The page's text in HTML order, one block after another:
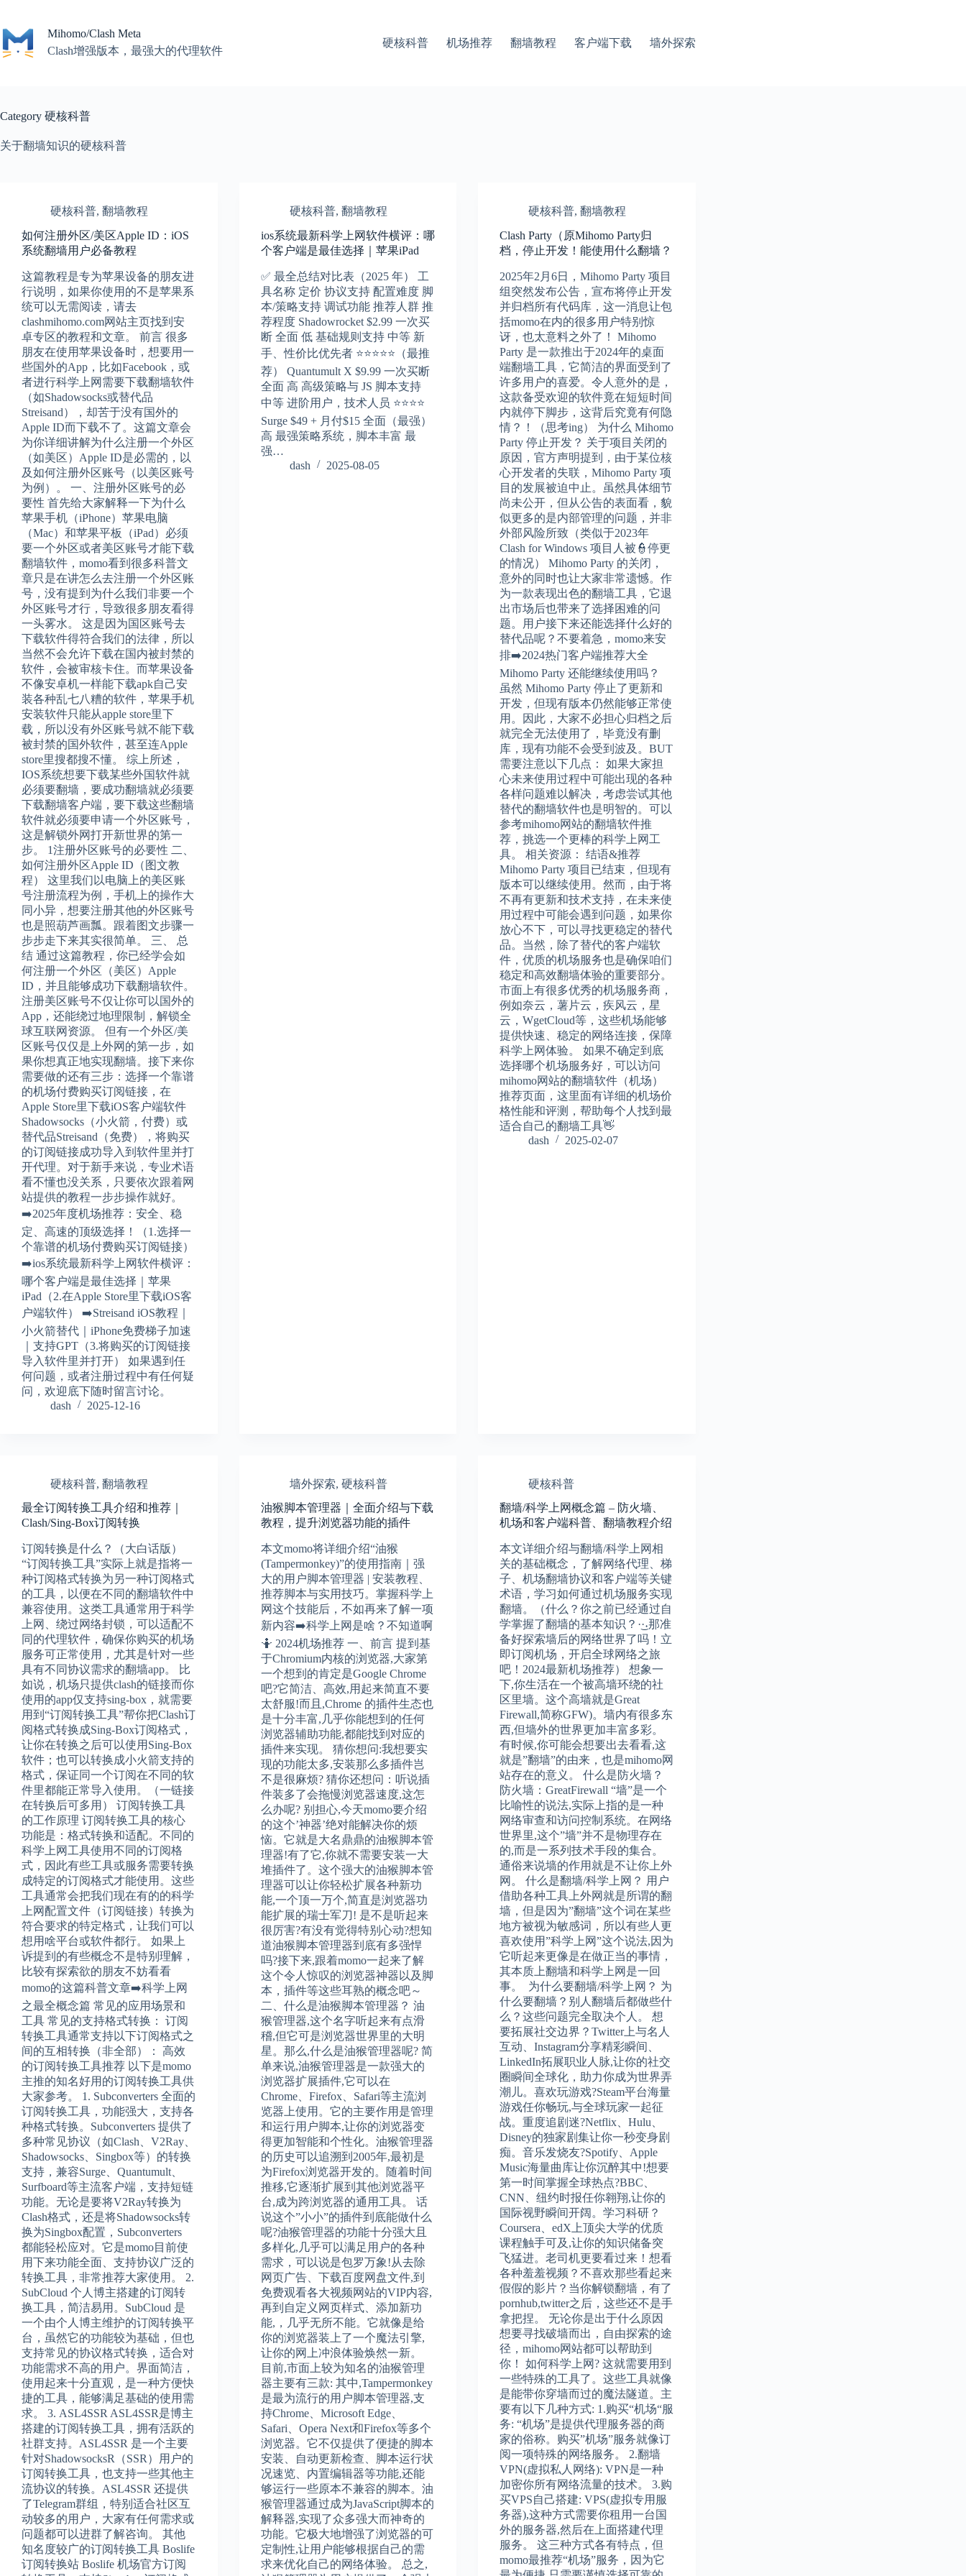
content
Mihomo/Clash Meta
Clash增强版本，最强大的代理软件
硬核科普 机场推荐 翻墙教程 客户端下载 墙外探索
Category 硬核科普
关于翻墙知识的硬核科普
硬核科普, 翻墙教程
如何注册外区/美区Apple ID：iOS
系统翻墙用户必备教程
这篇教程是专为苹果设备的朋友进
行说明，如果你使用的不是苹果系
统可以无需阅读，请去
clashmihomo.com网站主页找到安
卓专区的教程和文章。 前言 很多
朋友在使用苹果设备时，想要用一
些国外的App，比如Facebook，或
者进行科学上网需要下载翻墙软件
（如Shadowsocks或替代品
Streisand），却苦于没有国外的
Apple ID而下载不了。这篇文章会
为你详细讲解为什么注册一个外区
（如美区）Apple ID是必需的，以
及如何注册外区账号（以美区账号
为例）。 一、注册外区账号的必
要性 首先给大家解释一下为什么
苹果手机（iPhone）苹果电脑
（Mac）和苹果平板（iPad）必须
要一个外区或者美区账号才能下载
翻墙软件，momo看到很多科普文
章只是在讲怎么去注册一个外区账
号，没有提到为什么我们非要一个
外区账号才行，导致很多朋友看得
一头雾水。 这是因为国区账号去
下载软件得符合我们的法律，所以
当然不会允许下载在国内被封禁的
软件，会被审核卡住。而苹果设备
不像安卓机一样能下载apk自己安
装各种乱七八糟的软件，苹果手机
安装软件只能从apple store里下
载，所以没有外区账号就不能下载
被封禁的国外软件，甚至连Apple
store里搜都搜不懂。 综上所述，
IOS系统想要下载某些外国软件就
必须要翻墙，要成功翻墙就必须要
下载翻墙客户端，要下载这些翻墙
软件就必须要申请一个外区账号，
这是解锁外网打开新世界的第一
步。 1注册外区账号的必要性 二、
如何注册外区Apple ID（图文教
程） 这里我们以电脑上的美区账
号注册流程为例，手机上的操作大
同小异，想要注册其他的外区账号
也是照葫芦画瓢。跟着图文步骤一
步步走下来其实很简单。 三、 总
结 通过这篇教程，你已经学会如
何注册一个外区（美区）Apple
ID，并且能够成功下载翻墙软件。
注册美区账号不仅让你可以国外的
App，还能绕过地理限制，解锁全
球互联网资源。 但有一个外区/美
区账号仅仅是上外网的第一步，如
果你想真正地实现翻墙。接下来你
需要做的还有三步：选择一个靠谱
的机场付费购买订阅链接，在
Apple Store里下载iOS客户端软件
Shadowsocks（小火箭，付费）或
替代品Streisand（免费），将购买
的订阅链接成功导入到软件里并打
开代理。对于新手来说，专业术语
看不懂也没关系，只要依次跟着网
站提供的教程一步步操作就好。
➡️2025年度机场推荐：安全、稳
定、高速的顶级选择！（1.选择一
个靠谱的机场付费购买订阅链接）
➡️ios系统最新科学上网软件横评：
哪个客户端是最佳选择｜苹果
iPad（2.在Apple Store里下载iOS客
户端软件） ➡️Streisand iOS教程｜
小火箭替代｜iPhone免费梯子加速
｜支持GPT（3.将购买的订阅链接
导入软件里并打开） 如果遇到任
何问题，或者注册过程中有任何疑
问，欢迎底下随时留言讨论。
dash
2025-12-16
硬核科普, 翻墙教程
ios系统最新科学上网软件横评：哪
个客户端是最佳选择｜苹果iPad
✅ 最全总结对比表（2025 年） 工
具名称 定价 协议支持 配置难度 脚
本/策略支持 调试功能 推荐人群 推
荐程度 Shadowrocket $2.99 一次买
断 全面 低 基础规则支持 中等 新
手、性价比优先者 ⭐⭐⭐⭐⭐（最推
荐） Quantumult X $9.99 一次买断
全面 高 高级策略与 JS 脚本支持
中等 进阶用户，技术人员 ⭐⭐⭐⭐
Surge $49 + 月付$15 全面（最强）
高 最强策略系统，脚本丰富 最
强…
dash
2025-08-05
硬核科普,翻墙教程
Clash Party（原Mihomo Party归
档，停止开发！能使用什么翻墙？
2025年2月6日，Mihomo Party 项目
组突然发布公告，宣布将停止开发
并归档所有代码库，这一消息让包
括momo在内的很多用户特别惊
讶，也太意料之外了！ Mihomo
Party 是一款推出于2024年的桌面
端翻墙工具，它简洁的界面受到了
许多用户的喜爱。令人意外的是，
这款备受欢迎的软件竟在短短时间
内就停下脚步，这背后究竟有何隐
情？！（思考ing） 为什么 Mihomo
Party 停止开发？ 关于项目关闭的
原因，官方声明提到，由于某位核
心开发者的失联，Mihomo Party 项
目的发展被迫中止。虽然具体细节
尚未公开，但从公告的表面看，貌
似更多的是内部管理的问题，并非
外部风险所致（类似于2023年
Clash for Windows 项目人被👮停更
的情况） Mihomo Party 的关闭，
意外的同时也让大家非常遗憾。作
为一款表现出色的翻墙工具，它退
出市场后也带来了选择困难的问
题。用户接下来还能选择什么好的
替代品呢？不要着急，momo来安
排➡️2024热门客户端推荐大全
Mihomo Party 还能继续使用吗？
虽然 Mihomo Party 停止了更新和
开发，但现有版本仍然能够正常使
用。因此，大家不必担心归档之后
就完全无法使用了，毕竟没有删
库，现有功能不会受到波及。BUT
需要注意以下几点： 如果大家担
心未来使用过程中可能出现的各种
各样问题难以解决，考虑尝试其他
替代的翻墙软件也是明智的。可以
参考mihomo网站的翻墙软件推
荐，挑选一个更棒的科学上网工
具。 相关资源： 结语&推荐
Mihomo Party 项目已结束，但现有
版本可以继续使用。然而，由于将
不再有更新和技术支持，在未来使
用过程中可能会遇到问题，如果你
放心不下，可以寻找更稳定的替代
品。当然，除了替代的客户端软
件，优质的机场服务也是确保咱们
稳定和高效翻墙体验的重要部分。
市面上有很多优秀的机场服务商，
例如奈云，薯片云，疾风云，星
云，WgetCloud等，这些机场能够
提供快速、稳定的网络连接，保障
科学上网体验。 如果不确定到底
选择哪个机场服务好，可以访问
mihomo网站的翻墙软件（机场）
推荐页面，这里面有详细的机场价
格性能和评测，帮助每个人找到最
适合自己的翻墙工具👋
dash
2025-02-07
硬核科普, 翻墙教程
最全订阅转换工具介绍和推荐｜
Clash/Sing-Box订阅转换
订阅转换是什么？（大白话版）
“订阅转换工具”实际上就是指将一
种订阅格式转换为另一种订阅格式
的工具，以便在不同的翻墙软件中
兼容使用。这类工具通常用于科学
上网、绕过网络封锁，可以适配不
同的代理软件，确保你购买的机场
服务可正常使用，尤其是针对一些
具有不同协议需求的翻墙app。 比
如说，机场只提供clash的链接而你
使用的app仅支持sing-box，就需要
用到“订阅转换工具”帮你把Clash订
阅格式转换成Sing-Box订阅格式，
让你在转换之后可以使用Sing-Box
软件；也可以转换成小火箭支持的
格式，保证同一个订阅在不同的软
件里都能正常导入使用。（一链接
在转换后可多用） 订阅转换工具
的工作原理 订阅转换工具的核心
功能是：格式转换和适配。不同的
科学上网工具使用不同的订阅格
式，因此有些工具或服务需要转换
成特定的订阅格式才能使用。这些
工具通常会把我们现在有的的科学
上网配置文件（订阅链接）转换为
符合要求的特定格式，让我们可以
想用啥平台或软件都行。 如果上
诉提到的有些概念不是特别理解，
比较有探索欲的朋友不妨看看
momo的这篇科普文章➡️科学上网
之最全概念篇 常见的应用场景和
工具 常见的支持格式转换： 订阅
转换工具通常支持以下订阅格式之
间的互相转换（非全部）： 高效
的订阅转换工具推荐 以下是momo
主推的知名好用的订阅转换工具供
大家参考。 1. Subconverters 全面的
订阅转换工具，功能强大，支持各
种格式转换。Subconverters 提供了
多种常见协议（如Clash、V2Ray、
Shadowsocks、Singbox等）的转换
支持，兼容Surge、Quantumult、
Surfboard等主流客户端，支持短链
功能。无论是要将V2Ray转换为
Clash格式，还是将Shadowsocks转
换为Singbox配置，Subconverters
都能轻松应对。它是momo目前使
用下来功能全面、支持协议广泛的
转换工具，非常推荐大家使用。 2.
SubCloud 个人博主搭建的订阅转
换工具，简洁易用。SubCloud 是
一个由个人博主维护的订阅转换平
台，虽然它的功能较为基础，但也
支持常见的协议格式转换，适合对
功能需求不高的用户。界面简洁，
使用起来十分直观，是一种方便快
捷的工具，能够满足基础的使用需
求。 3. ASL4SSR ASL4SSR是博主
搭建的订阅转换工具，拥有活跃的
社群支持。ASL4SSR 是一个主要
针对ShadowsocksR（SSR）用户的
订阅转换工具，也支持一些其他主
流协议的转换。ASL4SSR 还提供
了Telegram群组，特别适合社区互
动较多的用户，大家有任何需求或
问题都可以进群了解咨询。 其他
知名度较广的订阅转换工具 Boslife
订阅转换站 Boslife 机场官方订阅
墙外探索, 硬核科普
油猴脚本管理器｜全面介绍与下载
教程，提升浏览器功能的插件
本文momo将详细介绍“油猴
(Tampermonkey)”的使用指南｜强
大的用户脚本管理器 | 安装教程、
推荐脚本与实用技巧。掌握科学上
网这个技能后，不如再来了解一项
新内容➡️科学上网是啥？不知道啊
🤷 2024机场推荐 一、前言 提到基
于Chromium内核的浏览器,大家第
一个想到的肯定是Google Chrome
吧?它简洁、高效,用起来简直不要
太舒服!而且,Chrome 的插件生态也
是十分丰富,几乎你能想到的任何
浏览器辅助功能,都能找到对应的
插件来实现。 猜你想问:我想要实
现的功能太多,安装那么多插件岂
不是很麻烦? 猜你还想问：听说插
件装多了会拖慢浏览器速度,这怎
么办呢? 别担心,今天momo要介绍
的这个’神器’绝对能解决你的烦
恼。它就是大名鼎鼎的油猴脚本管
理器!有了它,你就不需要安装一大
堆插件了。这个强大的油猴脚本管
理器可以让你轻松扩展各种新功
能,一个顶一万个,简直是浏览器功
能扩展的瑞士军刀! 是不是听起来
很厉害?有没有觉得特别心动?想知
道油猴脚本管理器到底有多强悍
吗?接下来,跟着momo一起来了解
这个令人惊叹的浏览器神器以及脚
本，插件等这些耳熟的概念吧～
二、什么是油猴脚本管理器？ 油
猴管理器,这个名字听起来有点滑
稽,但它可是浏览器世界里的大明
星。那么,什么是油猴管理器呢? 简
单来说,油猴管理器是一款强大的
浏览器扩展插件,它可以在
Chrome、Firefox、Safari等主流浏
览器上使用。它的主要作用是管理
和运行用户脚本,让你的浏览器变
得更加智能和个性化。油猴管理器
的历史可以追溯到2005年,最初是
为Firefox浏览器开发的。随着时间
推移,它逐渐扩展到其他浏览器平
台,成为跨浏览器的通用工具。 话
说这个”小小”的插件到底能做什么
呢?油猴管理器的功能十分强大且
多样化,几乎可以满足用户的各种
需求，可以说是包罗万象!从去除
网页广告、下载百度网盘文件,到
免费观看各大视频网站的VIP内容,
再到自定义网页样式、添加新功
能,，几乎无所不能。它就像是给
你的浏览器装上了一个魔法引擎,
让你的网上冲浪体验焕然一新。
目前,市面上较为知名的油猴管理
器主要有三款: 其中,Tampermonkey
是最为流行的用户脚本管理器,支
持Chrome、Microsoft Edge、
Safari、Opera Next和Firefox等多个
浏览器。它不仅提供了便捷的脚本
安装、自动更新检查、脚本运行状
况速览、内置编辑器等功能,还能
够运行一些原本不兼容的脚本。油
猴管理器通过成为JavaScript脚本的
解释器,实现了众多强大而神奇的
功能。它极大地增强了浏览器的可
定制性,让用户能够根据自己的需
求来优化自己的网络体验。 总之,
硬核科普
翻墙/科学上网概念篇 – 防火墙、
机场和客户端科普、翻墙教程介绍
本文详细介绍与翻墙/科学上网相
关的基础概念，了解网络代理、梯
子、机场翻墙协议和客户端等关键
术语，学习如何通过机场服务实现
翻墙。（什么？你之前已经通过自
学掌握了翻墙的基本知识？·͜·˖那准
备好探索墙后的网络世界了吗！立
即订阅机场，开启全球网络之旅
吧！2024最新机场推荐） 想象一
下,你生活在一个被高墙环绕的社
区里墙。这个高墙就是Great
Firewall,简称GFW)。墙内有很多东
西,但墙外的世界更加丰富多彩。
有时候,你可能会想要出去看看,这
就是”翻墙”的由来，也是mihomo网
站存在的意义。 什么是防火墙？
防火墙：GreatFirewall “墙”是一个
比喻性的说法,实际上指的是一种
网络审查和访问控制系统。在网络
世界里,这个”墙”并不是物理存在
的,而是一系列技术手段的集合。
通俗来说墙的作用就是不让你上外
网。 什么是翻墙/科学上网？ 用户
借助各种工具上外网就是所谓的翻
墙，但是因为”翻墙”这个词在某些
地方被视为敏感词，所以有些人更
喜欢使用”科学上网”这个说法,因为
它听起来更像是在做正当的事情，
其本质上翻墙和科学上网是一回
事。 为什么要翻墙/科学上网？ 为
什么要翻墙？别人翻墙后都做些什
么？这些问题完全取决个人。 想
要拓展社交边界？Twitter上与名人
互动、Instagram分享精彩瞬间、
LinkedIn拓展职业人脉,让你的社交
圈瞬间全球化，助力你成为世界弄
潮儿。喜欢玩游戏?Steam平台海量
游戏任你畅玩,与全球玩家一起征
战。重度追剧迷?Netflix、Hulu、
Disney的独家剧集让你一秒变身剧
痴。音乐发烧友?Spotify、Apple
Music海量曲库让你沉醉其中!想要
第一时间掌握全球热点?BBC、
CNN、纽约时报任你翱翔,让你的
国际视野瞬间开阔。学习科研？
Coursera、edX上顶尖大学的优质
课程触手可及,让你的知识储备突
飞猛进。老司机更要看过来！想看
各种羞羞视频？不喜欢那些看起来
假假的影片？当你解锁翻墙，有了
pornhub,twitter之后，这些还不是手
拿把捏。 无论你是出于什么原因
想要寻找破墙而出，自由探索的途
径，mihomo网站都可以帮助到
你！ 如何科学上网? 这就需要用到
一些特殊的工具了。这些工具就像
是能带你穿墙而过的魔法隧道。主
要有以下几种方式: 1.购买“机场“服
务: “机场”是提供代理服务器的商
家的俗称。购买”机场”服务就像订
阅一项特殊的网络服务。 2.翻墙
VPN(虚拟私人网络): VPN是一种
加密你所有网络流量的技术。 3.购
买VPS自己搭建: VPS(虚拟专用服
务器),这种方式需要你租用一台国
外的服务器,然后在上面搭建代理
服务。 这三种方式各有特点，但
momo最推荐“机场”服务，因为它